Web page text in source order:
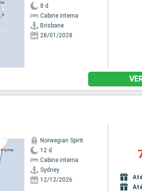
8 d
Cabine interna
Brisbane
28/01/2028
Norwegian Spirit
12 d
Cabine interna
Sydney
12/12/2026